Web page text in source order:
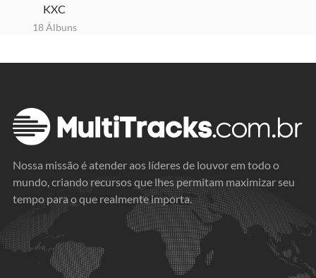
KXC
18 Álbuns
Nossa missão é atender aos líderes de louvor em todo o
mundo, criando recursos que lhes permitam maximizar seu
tempo para o que realmente importa.